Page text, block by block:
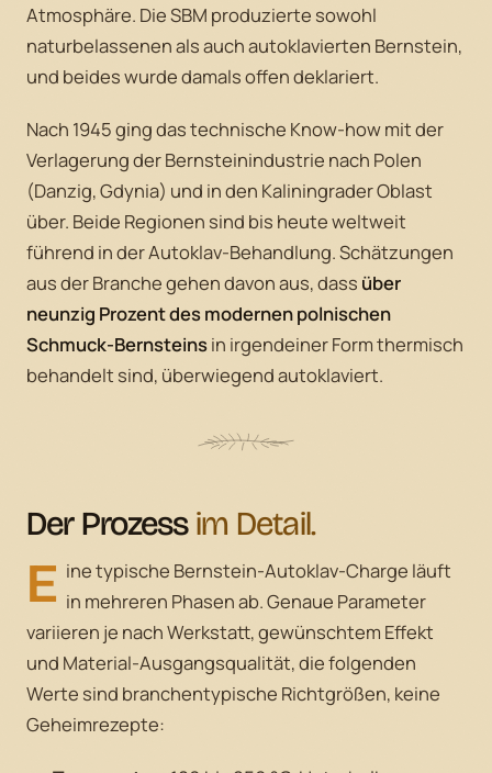
Atmosphäre. Die SBM produzierte sowohl
naturbelassenen als auch autoklavierten Bernstein,
und beides wurde damals offen deklariert.
Nach 1945 ging das technische Know-how mit der
Verlagerung der Bernsteinindustrie nach Polen
(Danzig, Gdynia) und in den Kaliningrader Oblast
über. Beide Regionen sind bis heute weltweit
führend in der Autoklav-Behandlung. Schätzungen
aus der Branche gehen davon aus, dass über
neunzig Prozent des modernen polnischen
Schmuck-Bernsteinsin irgendeiner Form thermisch
behandelt sind, überwiegend autoklaviert.
Der Prozessim Detail.
E ine typische Bernstein-Autoklav-Charge läuft
in mehreren Phasen ab. Genaue Parameter
variieren je nach Werkstatt, gewünschtem Effekt
und Material-Ausgangsqualität, die folgenden
Werte sind branchentypische Richtgrößen, keine
Geheimrezepte: